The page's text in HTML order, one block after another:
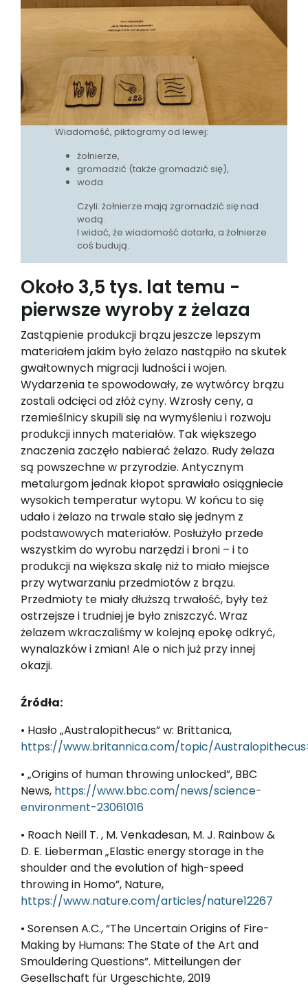
Wiadomość, piktogramy od lewej:
żołnierze,
gromadzić (także gromadzić się),
woda
Czyli: żołnierze mają zgromadzić się nad
wodą.
I widać, że wiadomość dotarła, a żołnierze
coś budują.
Około 3,5 tys. lat temu -
pierwsze wyroby z żelaza
Zastąpienie produkcji brązu jeszcze lepszym
materiałem jakim było żelazo nastąpiło na skutek
gwałtownych migracji ludności i wojen.
Wydarzenia te spowodowały, ze wytwórcy brązu
zostali odcięci od złóż cyny. Wzrosły ceny, a
rzemieślnicy skupili się na wymyśleniu i rozwoju
produkcji innych materiałów. Tak większego
znaczenia zaczęło nabierać żelazo. Rudy żelaza
są powszechne w przyrodzie. Antycznym
metalurgom jednak kłopot sprawiało osiągniecie
wysokich temperatur wytopu. W końcu to się
udało i żelazo na trwale stało się jednym z
podstawowych materiałów. Posłużyło przede
wszystkim do wyrobu narzędzi i broni – i to
produkcji na większa skalę niż to miało miejsce
przy wytwarzaniu przedmiotów z brązu.
Przedmioty te miały dłuższą trwałość, były też
ostrzejsze i trudniej je było zniszczyć. Wraz
żelazem wkraczaliśmy w kolejną epokę odkryć,
wynalazków i zmian! Ale o nich już przy innej
okazji.
Źródła:
• Hasło „Australopithecus” w: Brittanica,
https://www.britannica.com/topic/
• „Origins of human throwing unlocked”, BBC
News, https://www.bbc.com/news/science-
environment-23061016
• Roach Neill T. , M. Venkadesan, M. J. Rainbow &
D. E. Lieberman „Elastic energy storage in the
shoulder and the evolution of high-speed
throwing in Homo”, Nature,
https://www.nature.com/articles/nature12267
• Sorensen A.C., “The Uncertain Origins of Fire-
Making by Humans: The State of the Art and
Smouldering Questions”. Mitteilungen der
Gesellschaft für Urgeschichte, 2019